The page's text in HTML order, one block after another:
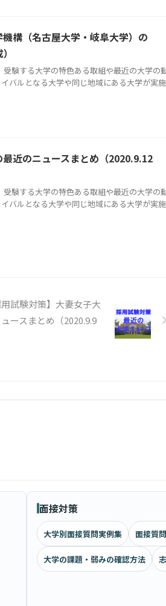
構（名古屋大学・岐阜大学）の
験する大学の特色ある取組や最近の大学の
バルとなる大学や同じ地域にある大学が実施
最近のニュースまとめ（2020.9.12
験する大学の特色ある取組や最近の大学の
バルとなる大学や同じ地域にある大学が実施
用試験対策】大妻女子大
ースまとめ（2020.9.9
面接対策
大学別面接質問実例集 面接質
大学の課題・弱みの確認方法